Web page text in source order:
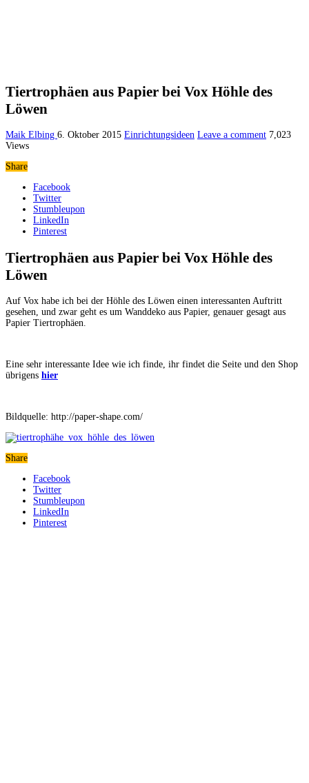
Tiertrophäen aus Papier bei Vox Höhle des
Löwen
Maik Elbing 6. Oktober 2015 Einrichtungsideen Leave a comment 7,023
Views
Share
Facebook
Twitter
Stumbleupon
LinkedIn
Pinterest
Tiertrophäen aus Papier bei Vox Höhle des
Löwen
Auf Vox habe ich bei der Höhle des Löwen einen interessanten Auftritt
gesehen, und zwar geht es um Wanddeko aus Papier, genauer gesagt aus
Papier Tiertrophäen.
Eine sehr interessante Idee wie ich finde, ihr findet die Seite und den Shop
übrigens hier
Bildquelle: http://paper-shape.com/
Share
Facebook
Twitter
Stumbleupon
LinkedIn
Pinterest